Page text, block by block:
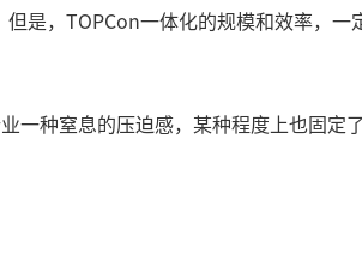
是，TOPCon一体化的规模和效率，
种窒息的压迫感，某种程度上也固定